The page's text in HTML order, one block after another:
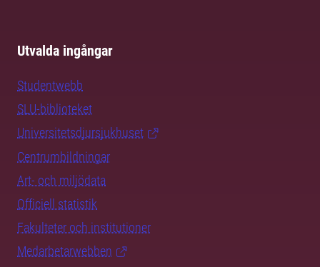
Utvalda ingångar
Studentwebb
SLU-biblioteket
Universitetsdjursjukhuset
Centrumbildningar
Art- och miljödata
Officiell statistik
Fakulteter och institutioner
Medarbetarwebben